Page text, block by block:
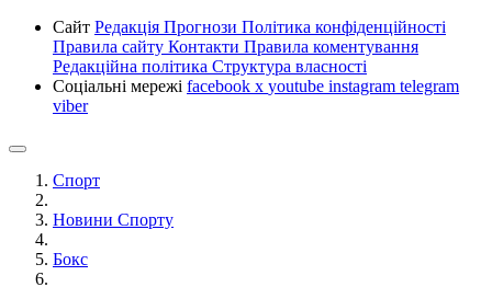
Сайт Редакція Прогнози Політика конфіденційності
Правила сайту Контакти Правила коментування
Редакційна політика Структура власності
Соціальні мережі facebook x youtube instagram telegram
viber
Спорт
Новини Спорту
Бокс